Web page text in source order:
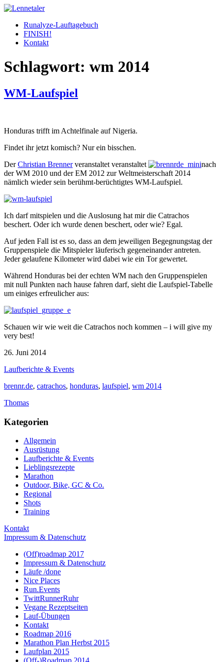
Skip
contentRunalyze-Lauftagebuch
FINISH!
Kontakt
Schlagwort: wm 2014
WM-Laufspiel
Honduras trifft im Achtelfinale auf Nigeria.
Findet ihr jetzt komisch? Nur ein bisschen.
DerChristian Brennerveranstaltet veranstaltet
nach
der WM 2010 und der EM 2012 zur Weltmeisterschaft 2014
nämlich wieder sein berühmt-berüchtigtes WM-Laufspiel.
Ich darf mitspielen und die Auslosung hat mir die Catrachos
beschert. Oder ich wurde denen beschert, oder wie? Egal.
Auf jeden Fall ist es so, dass an dem jeweiligen Begegnungstag der
Gruppenspiele die Mitspieler läuferisch gegeneinander antreten.
Jeder gelaufene Kilometer wird dabei wie ein Tor gewertet.
Während Honduras bei der echten WM nach den Gruppenspielen
mit null Punkten nach hause fahren darf, sieht die Laufspiel-Tabelle
um einiges erfreulicher aus:
Schauen wir wie weit die Catrachos noch kommen – i will give my
very best!
26. Juni 2014
Laufberichte & Events
brennr.de, catrachos, honduras, laufspiel, wm 2014
Thomas
Kategorien
Allgemein
Ausrüstung
Laufberichte & Events
Lieblingsrezepte
Marathon
Outdoor, Bike, GC & Co.
Regional
Shots
Training
Kontakt
Impressum & Datenschutz
(Off)roadmap 2017
Impressum & Datenschutz
Läufe /done
Nice Places
Run.Events
TwittRunnerRuhr
Vegane Rezeptseiten
Lauf-Übungen
Kontakt
Roadmap 2016
Marathon Plan Herbst 2015
Laufplan 2015